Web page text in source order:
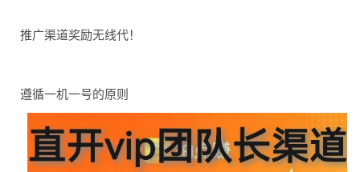
推广渠道奖励无线代！
遵循一机一号的原则